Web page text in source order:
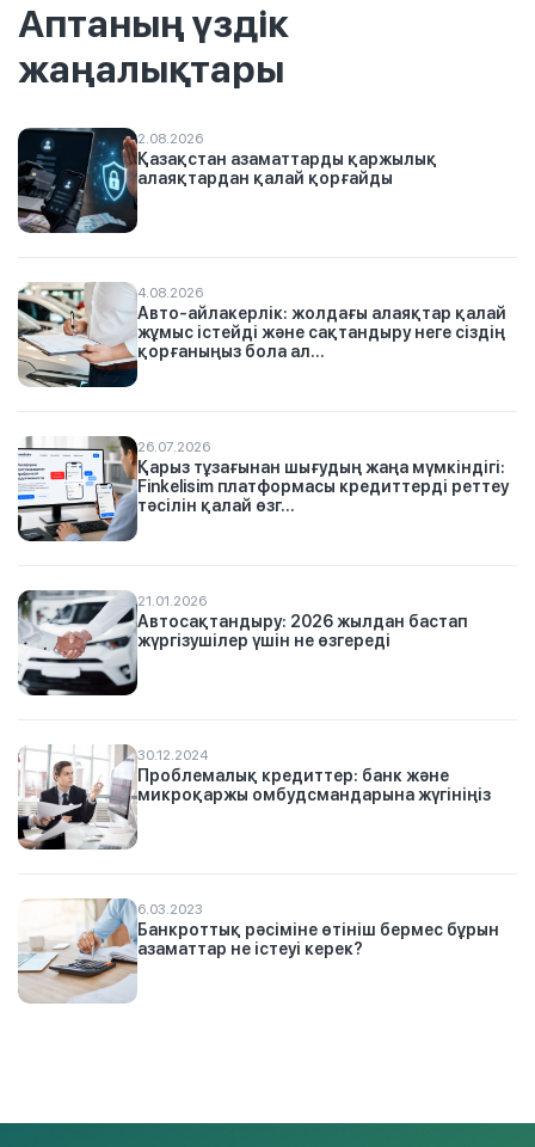
Аптаның үздік
жаңалықтары
2.08.2026
Қазақстан азаматтарды қаржылық
алаяқтардан қалай қорғайды
4.08.2026
Авто-айлакерлік: жолдағы алаяқтар қалай
жұмыс істейді және сақтандыру неге сіздің
қорғаныңыз бола ал...
26.07.2026
Қарыз тұзағынан шығудың жаңа мүмкіндігі:
Finkelisim платформасы кредиттерді реттеу
тәсілін қалай өзг...
21.01.2026
Автосақтандыру: 2026 жылдан бастап
жүргізушілер үшін не өзгереді
30.12.2024
Проблемалық кредиттер: банк және
микроқаржы омбудсмандарына жүгініңіз
6.03.2023
Банкроттық рәсіміне өтініш бермес бұрын
азаматтар не істеуі керек?